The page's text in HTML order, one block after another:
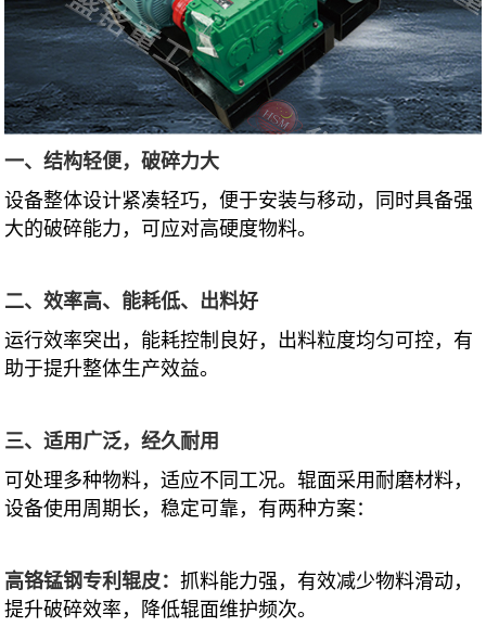
一、结构轻便，破碎力大
设备整体设计紧凑轻巧，便于安装与移动，同时具备强
大的破碎能力，可应对高硬度物料。
二、效率高、能耗低、出料好
运行效率突出，能耗控制良好，出料粒度均匀可控，有
助于提升整体生产效益。
三、适用广泛，经久耐用
可处理多种物料，适应不同工况。辊面采用耐磨材料，
设备使用周期长，稳定可靠，有两种方案：
高铬锰钢专利辊皮：抓料能力强，有效减少物料滑动，
提升破碎效率，降低辊面维护频次。